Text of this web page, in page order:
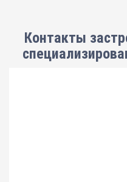
Контакты